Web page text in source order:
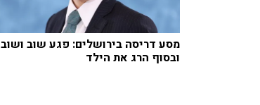
מסע דריסה בירושלים: פגע שוב ושוב
ובסוף הרג את הילד